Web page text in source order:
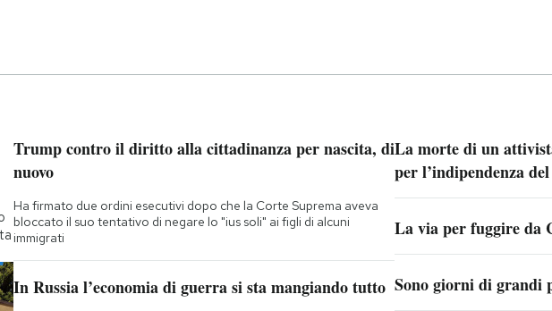
Trump contro il diritto alla cittadinanza per nascita, di
nuovo
Ha firmato due ordini esecutivi dopo che la Corte Suprema aveva
bloccato il suo tentativo di negare lo "ius soli" ai figli di alcuni
immigrati
In Russia l’economia di guerra si sta mangiando tutto
La morte di un
per l’indipendenza
La via per fuggire da
Sono giorni di grandi